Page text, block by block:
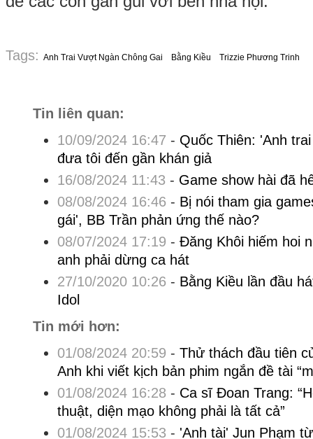
Tags: Anh Trai Vượt Ngàn Chông Gai Bằng Kiều Trizzie Phương Trinh
Tin liên quan:
10/09/2024 16:47 - Quốc Thiên: 'Anh
đưa tôi đến gần khán giả
16/08/2024 11:43 - Game show hài đã
08/08/2024 16:46 - Bị nói tham gia
gái', BB Trần phản ứng thế nào?
08/07/2024 17:19 - Đăng Khôi hiếm hoi
anh phải dừng ca hát
27/10/2020 10:26 - Bằng Kiều lần đầu
Idol
Tin mới hơn:
01/08/2024 20:59 - Thử thách đầu tiên
Anh khi viết kịch bản phim ngắn đề tài
01/08/2024 16:28 - Ca sĩ Đoan Trang:
thuật, diện mạo không phải là tất cả”
01/08/2024 15:53 - 'Anh tài' Jun Phạm